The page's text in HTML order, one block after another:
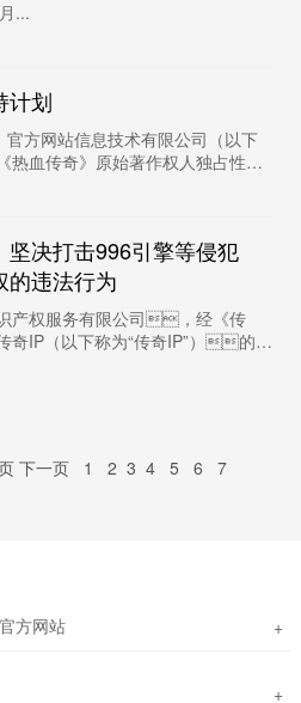
...
计划
方网站信息技术有限公司（以下
热血传奇》原始著作权人独占性授
坚决打击996引擎等侵犯
的违法行为
产权服务有限公司，经《传
奇IP（以下称为“传奇IP”）的授
侵犯《传奇》游戏知识产权
下一页 1 2 3 4 5 6 7
方网站 +
+